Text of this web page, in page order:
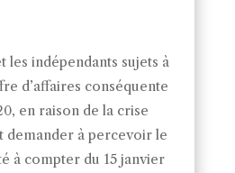
les indépendants sujets à
d’affaires conséquente
en raison de la crise
demander à percevoir le
à compter du 15 janvier